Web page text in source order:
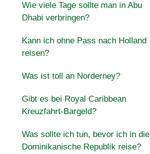
Wie viele Tage sollte man in Abu
Dhabi verbringen?
Kann ich ohne Pass nach Holland
reisen?
Was ist toll an Norderney?
Gibt es bei Royal Caribbean
Kreuzfahrt-Bargeld?
Was sollte ich tun, bevor ich in die
Dominikanische Republik reise?